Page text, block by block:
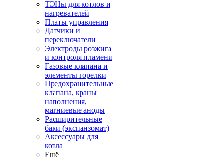
ТЭНы для котлов и
нагревателей
Платы управления
Датчики и
переключатели
Электроды розжига
и контроля пламени
Газовые клапана и
элементы горелки
Предохранительные
клапана, краны
наполнения,
магниевые аноды
Расширительные
баки (экспанзомат)
Аксессуары для
котла
Ещё